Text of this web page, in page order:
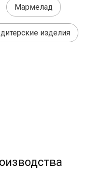
Мармелад
изделия